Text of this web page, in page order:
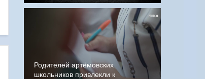
Родителей артёмовских
школьников привлекли к